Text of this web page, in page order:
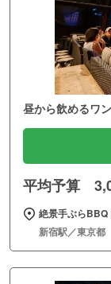
昼から飲めるワ
平均予算
絶景手ぶらBBQ
新宿駅／東京都